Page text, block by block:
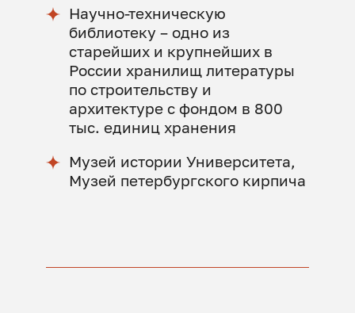
Научно-техническую
библиотеку – одно из
старейших и крупнейших в
России хранилищ литературы
по строительству и
архитектуре с фондом в 800
тыс. единиц хранения
Музей истории Университета,
Музей петербургского кирпича